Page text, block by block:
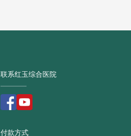
联系红玉综合医院
付款方式